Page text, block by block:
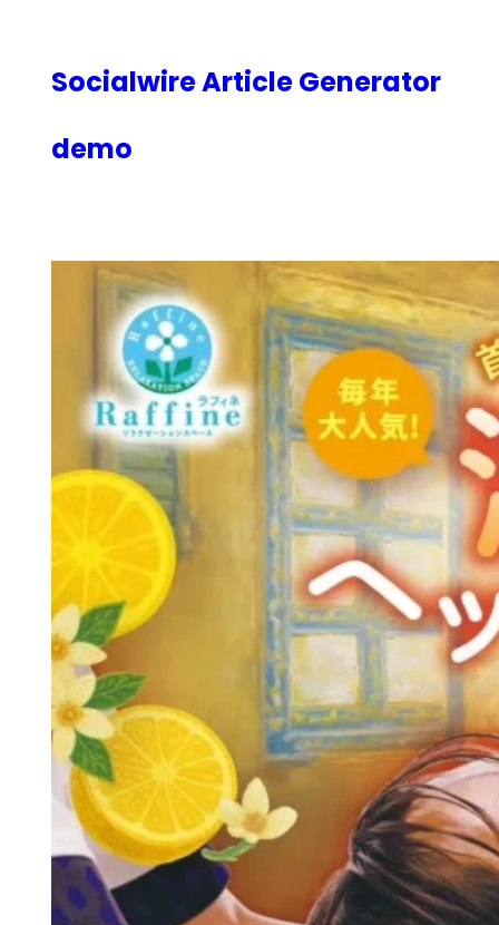
Socialwire Article Generator
demo